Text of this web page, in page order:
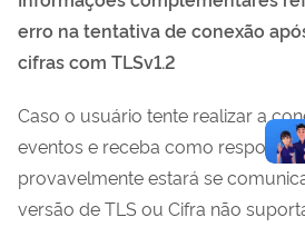
erro na tentativa de conexão
cifras com TLSv1.2
Caso o usuário tente realizar a
eventos e receba como resposta
provavelmente estará se
versão de TLS ou Cifra não